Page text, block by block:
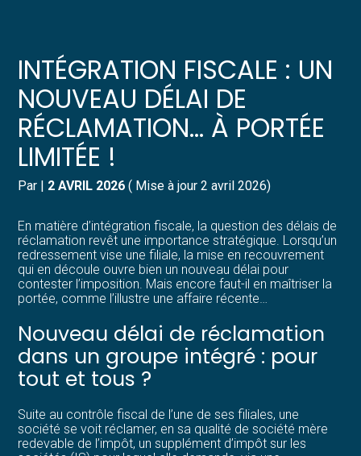
Gérer votre quotidien
Piloter votre entreprise
Développer votre entreprise
Structurer votre croissance
Être prêt pour la facturation
électronique
Suivre votre comptabilité
Gérer vos ressources humaines
Dématérialiser vos documents
INTÉGRATION FISCALE : UN
NOUVEAU DÉLAI DE
RÉCLAMATION… À PORTÉE
LIMITÉE !
Par | 2 AVRIL 2026 ( Mise à jour 2 avril 2026)
En matière d’intégration fiscale, la question des délais de
réclamation revêt une importance stratégique. Lorsqu’un
redressement vise une filiale, la mise en recouvrement
qui en découle ouvre bien un nouveau délai pour
contester l’imposition. Mais encore faut-il en maîtriser la
portée, comme l’illustre une affaire récente…
Nouveau délai de réclamation
dans un groupe intégré : pour
tout et tous ?
Suite au contrôle fiscal de l’une de ses filiales, une
société se voit réclamer, en sa qualité de société mère
redevable de l’impôt, un supplément d’impôt sur les